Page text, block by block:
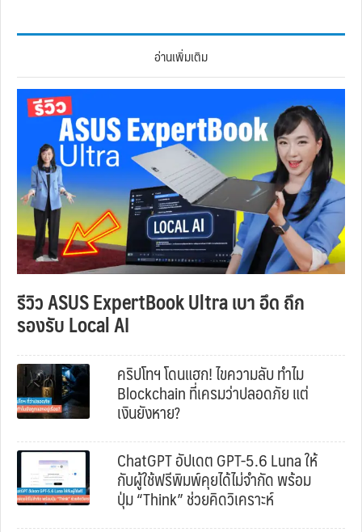
อ่านเพิ่มเติม
รีวิว ASUS ExpertBook Ultra เบา อึด ถึก
รองรับ Local AI
คริปโทฯ โดนแฮก! ไขความลับ ทำไม
Blockchain ที่เครมว่าปลอดภัย แต่
เงินยังหาย?
ChatGPT อัปเดต GPT-5.6 Luna ให้
กับผู้ใช้ฟรีพิมพ์คุยได้ไม่จำกัด พร้อม
ปุ่ม “Think” ช่วยคิดวิเคราะห์